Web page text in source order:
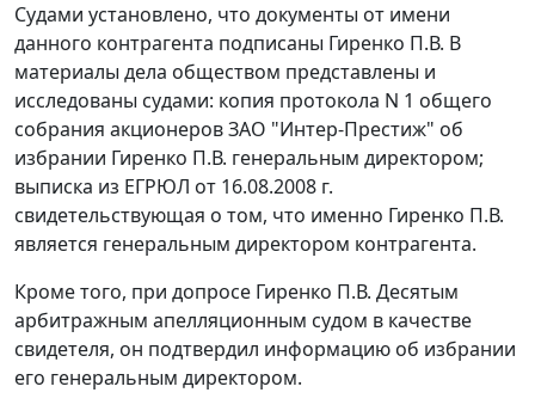
Судами установлено, что документы от имени
данного контрагента подписаны Гиренко П.В. В
материалы дела обществом представлены и
исследованы судами: копия протокола N 1 общего
собрания акционеров ЗАО "Интер-Престиж" об
избрании Гиренко П.В. генеральным директором;
выписка из ЕГРЮЛ от 16.08.2008 г.
свидетельствующая о том, что именно Гиренко П.В.
является генеральным директором контрагента.
Кроме того, при допросе Гиренко П.В. Десятым
арбитражным апелляционным судом в качестве
свидетеля, он подтвердил информацию об избрании
его генеральным директором.